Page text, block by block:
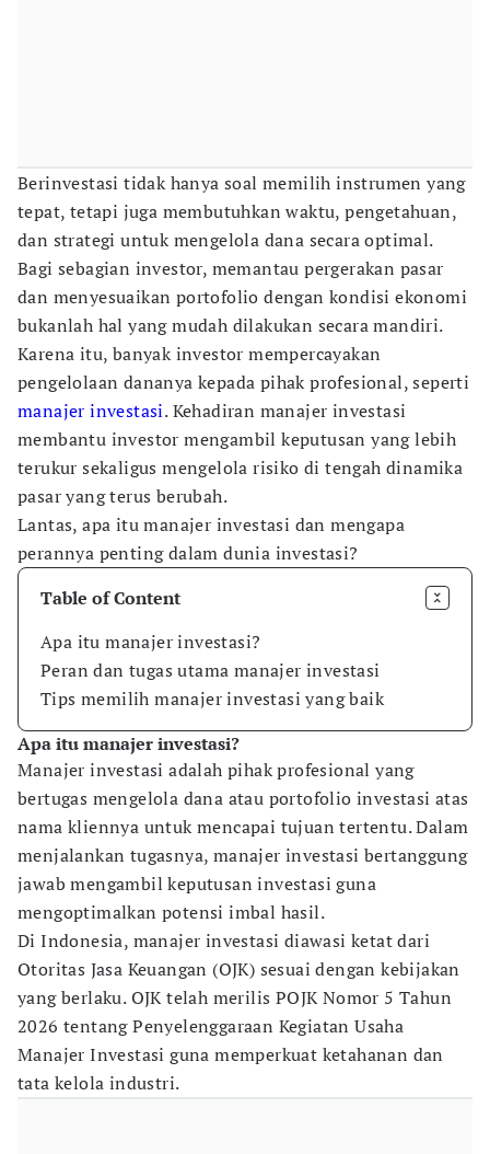
Berinvestasi tidak hanya soal memilih instrumen yang
tepat, tetapi juga membutuhkan waktu, pengetahuan,
dan strategi untuk mengelola dana secara optimal.
Bagi sebagian investor, memantau pergerakan pasar
dan menyesuaikan portofolio dengan kondisi ekonomi
bukanlah hal yang mudah dilakukan secara mandiri.
Karena itu, banyak investor mempercayakan
pengelolaan dananya kepada pihak profesional, seperti
manajer investasi. Kehadiran manajer investasi
membantu investor mengambil keputusan yang lebih
terukur sekaligus mengelola risiko di tengah dinamika
pasar yang terus berubah.
Lantas, apa itu manajer investasi dan mengapa
perannya penting dalam dunia investasi?
Table of Content
Apa itu manajer investasi?
Peran dan tugas utama manajer investasi
Tips memilih manajer investasi yang baik
Apa itu manajer investasi?
Manajer investasi adalah pihak profesional yang
bertugas mengelola dana atau portofolio investasi atas
nama kliennya untuk mencapai tujuan tertentu. Dalam
menjalankan tugasnya, manajer investasi bertanggung
jawab mengambil keputusan investasi guna
mengoptimalkan potensi imbal hasil.
Di Indonesia, manajer investasi diawasi ketat dari
Otoritas Jasa Keuangan (OJK) sesuai dengan kebijakan
yang berlaku. OJK telah merilis POJK Nomor 5 Tahun
2026 tentang Penyelenggaraan Kegiatan Usaha
Manajer Investasi guna memperkuat ketahanan dan
tata kelola industri.